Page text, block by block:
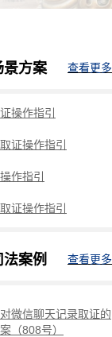
景方案 查看更多
操作指引
证操作指引
作指引
证操作指引
法案例 查看更多
微信聊天记录取证的
（808号）